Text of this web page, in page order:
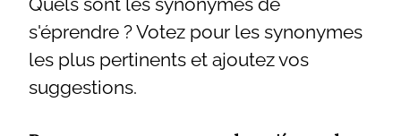
s'éprendre ? Votez pour les synonymes
les plus pertinents et ajoutez vos
suggestions.